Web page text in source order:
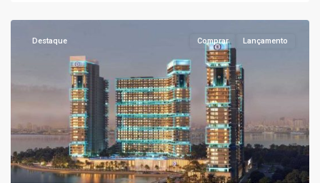
Destaque Comprar Lançamento